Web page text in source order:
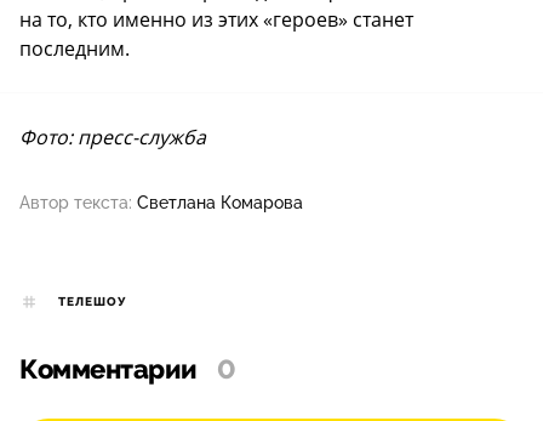
на то, кто именно из этих «героев» станет
последним.
Фото: пресс-служба
Автор текста: Светлана Комарова
ТЕЛЕШОУ
Комментарии 0